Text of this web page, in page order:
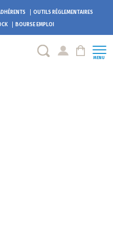
OUTILS RÉGLEMENTAIRES
BOURSE EMPLOI
MENU